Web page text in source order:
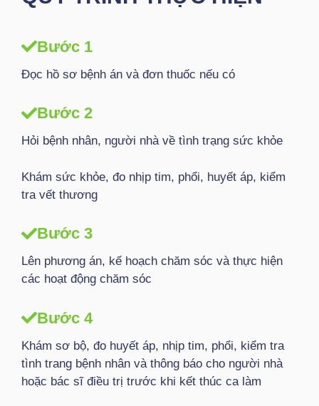
Bước 1
Đọc hồ sơ bệnh án và đơn thuốc nếu có
Bước 2
Hỏi bệnh nhân, người nhà về tình trạng sức khỏe
Khám sức khỏe, đo nhịp tim, phổi, huyết áp, kiểm
tra vết thương
Bước 3
Lên phương án, kế hoạch chăm sóc và thực hiện
các hoạt động chăm sóc
Bước 4
Khám sơ bộ, đo huyết áp, nhịp tim, phổi, kiểm tra
tình trang bệnh nhân và thông báo cho người nhà
hoặc bác sĩ điều trị trước khi kết thúc ca làm